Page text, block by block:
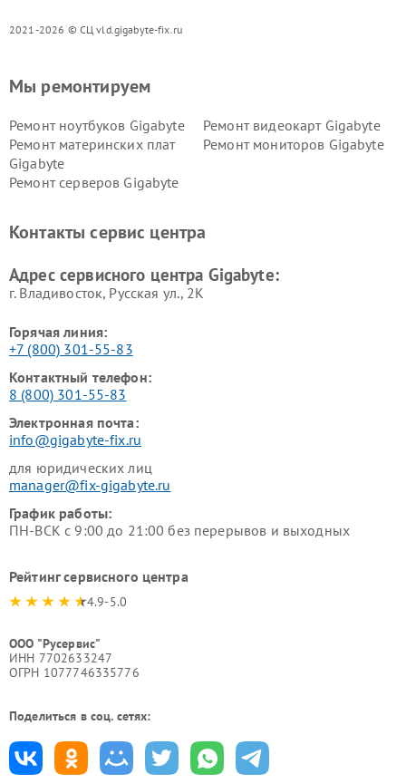
2021-2026 © СЦ vld.gigabyte-fix.ru
Мы ремонтируем
Ремонт ноутбуков Gigabyte
Ремонт видеокарт Gigabyte
Ремонт материнских плат
Gigabyte
Ремонт мониторов Gigabyte
Ремонт серверов Gigabyte
Контакты сервис центра
Адрес сервисного центра Gigabyte:
г. Владивосток, Русская ул., 2К
Горячая линия:
+7 (800) 301-55-83
Контактный телефон:
8 (800) 301-55-83
Электронная почта:
info@gigabyte-fix.ru
для юридических лиц
manager@fix-gigabyte.ru
График работы:
ПН-ВСК с 9:00 до 21:00 без перерывов и выходных
Рейтинг сервисного центра
4.9-5.0
ООО "Русервис"
ИНН 7702633247
ОГРН 1077746335776
Поделиться в соц. сетях: